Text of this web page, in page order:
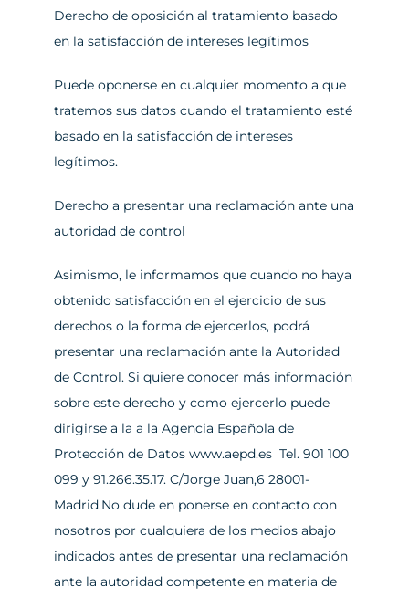
Derecho de oposición al tratamiento basado
en la satisfacción de intereses legítimos
Puede oponerse en cualquier momento a que
tratemos sus datos cuando el tratamiento esté
basado en la satisfacción de intereses
legítimos.
Derecho a presentar una reclamación ante una
autoridad de control
Asimismo, le informamos que cuando no haya
obtenido satisfacción en el ejercicio de sus
derechos o la forma de ejercerlos, podrá
presentar una reclamación ante la Autoridad
de Control. Si quiere conocer más información
sobre este derecho y como ejercerlo puede
dirigirse a la a la Agencia Española de
Protección de Datos www.aepd.es Tel. 901 100
099 y 91.266.35.17. C/Jorge Juan,6 28001-
Madrid.No dude en ponerse en contacto con
nosotros por cualquiera de los medios abajo
indicados antes de presentar una reclamación
ante la autoridad competente en materia de